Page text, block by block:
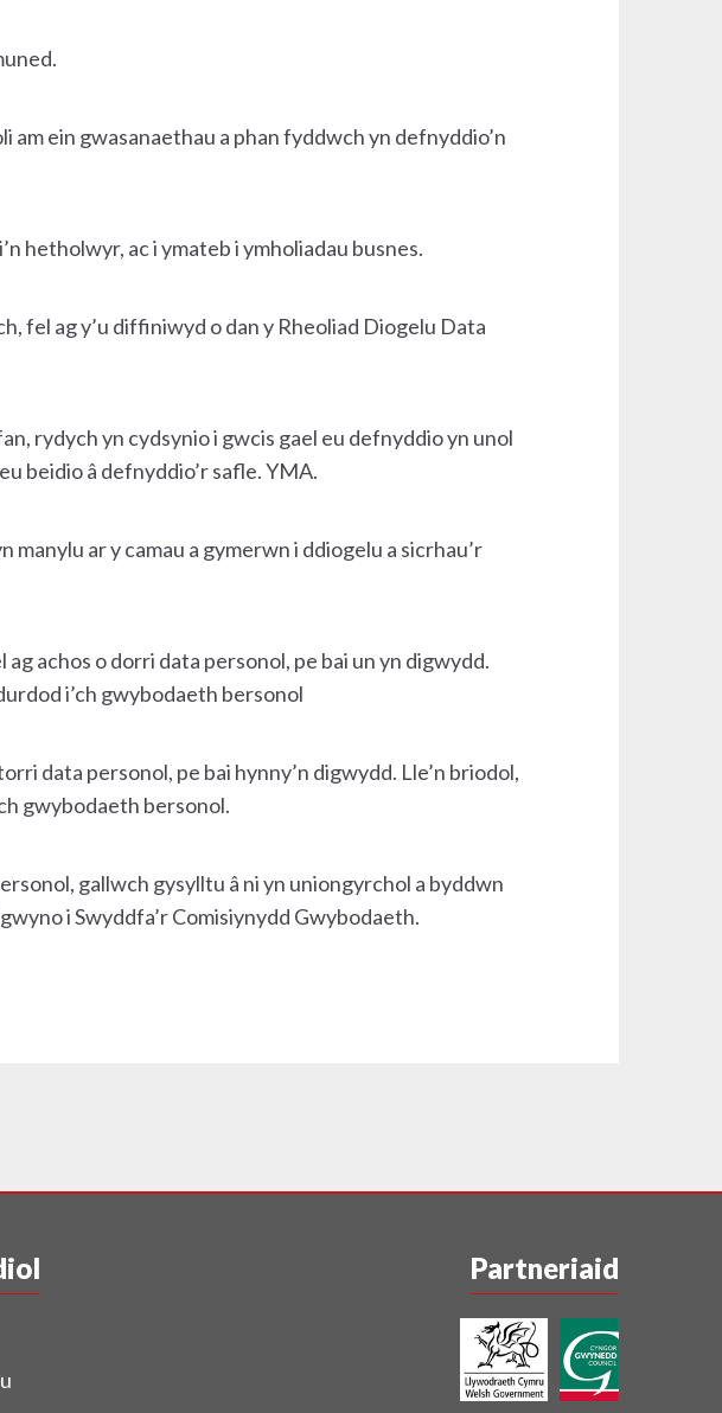
am ein gwasanaethau a phan fyddwch yn defnyddio’n
hetholwyr, ac i ymateb i ymholiadau busnes.
fel ag y’u diffiniwyd o dan y Rheoliad Diogelu Data
rydych yn cydsynio i gwcis gael eu defnyddio yn unol
beidio â defnyddio’r safle. YMA.
ar y camau a gymerwn i ddiogelu a sicrhau’r
achos o dorri data personol, pe bai un yn digwydd.
i’ch gwybodaeth bersonol
data personol, pe bai hynny’n digwydd. Lle’n briodol,
gwybodaeth bersonol.
gallwch gysylltu â ni yn uniongyrchol a byddwn
i Swyddfa’r Comisiynydd Gwybodaeth.
Partneriaid